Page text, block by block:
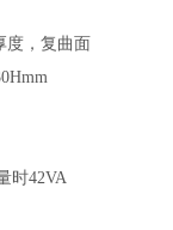
度，复曲面
时42VA